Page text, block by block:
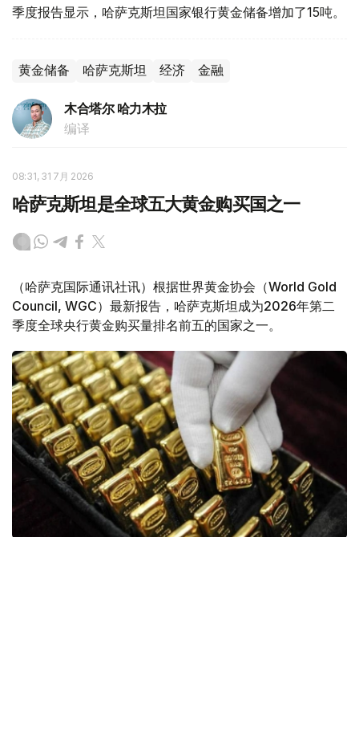
季度报告显示，哈萨克斯坦国家银行黄金储备增加了15吨。
黄金储备 哈萨克斯坦 经济 金融
木合塔尔 哈力木拉
编译
08:31, 31 7月 2026
哈萨克斯坦是全球五大黄金购买国之一
（哈萨克国际通讯社讯）根据世界黄金协会（World Gold
Council, WGC）最新报告，哈萨克斯坦成为2026年第二
季度全球央行黄金购买量排名前五的国家之一。